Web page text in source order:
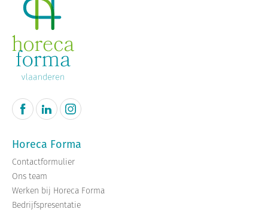
Horeca Forma
Contactformulier
Ons team
Werken bij Horeca Forma
Bedrijfspresentatie